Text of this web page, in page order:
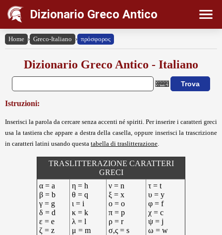
Dizionario Greco Antico
Home › Greco-Italiano › πρόσφορος
Dizionario Greco Antico - Italiano
Istruzioni:
Inserisci la parola da cercare senza accenti né spiriti. Per inserire i caratteri greci
usa la tastiera che appare a destra della casella, oppure inserisci la trascrizione
in caratteri latini usando questa tabella di traslitterazione
TRASLITTERAZIONE CARATTERI
GRECI
α = a
β = b
γ = g
δ = d
ε = e
ζ = z
η = h
θ = q
ι = i
κ = k
λ = l
μ = m
ν = n
ξ = x
ο = o
π = p
ρ = r
σ,ς = s
τ = t
υ = y
φ = f
χ = c
ψ = j
ω = w